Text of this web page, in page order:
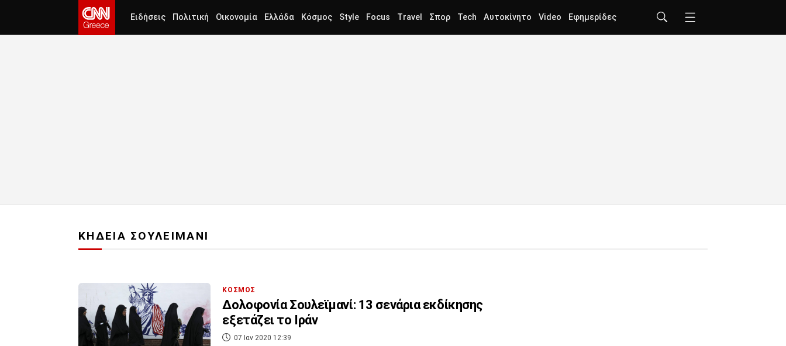
Ειδήσεις Πολιτική Οικονομία Ελλάδα Κόσμος Style Focus Travel Σπορ Tech Αυτοκίνητο Video Εφημερίδες
ΚΗΔΕΙΑ ΣΟΥΛΕΙΜΑΝΙ
ΚΟΣΜΟΣ
Δολοφονία Σουλεϊμανί: 13 σενάρια εκδίκησης
εξετάζει το Ιράν
07 Ιαν 2020 12:39